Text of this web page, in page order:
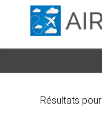
Résultats pour